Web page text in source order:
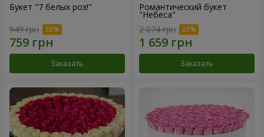
Букет "7 белых роз!"
949 грн
Заказать
Романтический букет
"Небеса"
2 074 грн
Заказать